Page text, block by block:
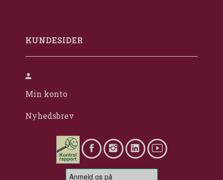
KUNDESIDER
Min konto
Nyhedsbrev